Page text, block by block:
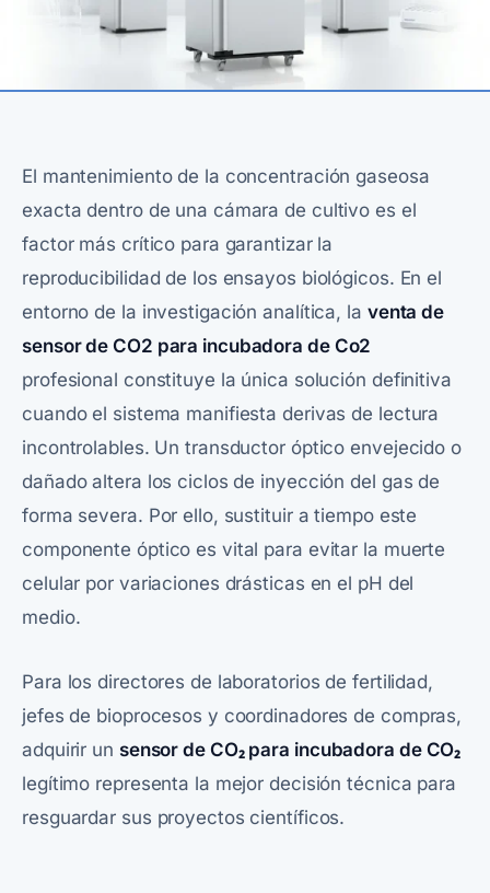
El mantenimiento de la concentración gaseosa
exacta dentro de una cámara de cultivo es el
factor más crítico para garantizar la
reproducibilidad de los ensayos biológicos. En el
entorno de la investigación analítica, la venta de
sensor de CO2 para incubadora de Co2
profesional constituye la única solución definitiva
cuando el sistema manifiesta derivas de lectura
incontrolables. Un transductor óptico envejecido o
dañado altera los ciclos de inyección del gas de
forma severa. Por ello, sustituir a tiempo este
componente óptico es vital para evitar la muerte
celular por variaciones drásticas en el pH del
medio.
Para los directores de laboratorios de fertilidad,
jefes de bioprocesos y coordinadores de compras,
adquirir un sensor de CO₂ para incubadora de CO₂
legítimo representa la mejor decisión técnica para
resguardar sus proyectos científicos.